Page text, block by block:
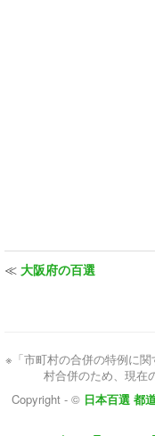
≪ 大阪府の百選
※「市町村の合併の特例に
村合併のため、現在
Copyright - © 日本百選 都